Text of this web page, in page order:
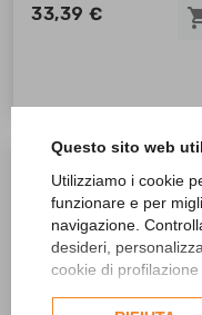
Questo sito web
Utilizziamo i cookie
funzionare e per
navigazione.
desideri,
cookie di
33,39 €